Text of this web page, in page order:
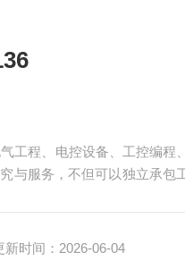
工程、电控设备、工控编程
与服务，不但可以独立承包
新时间：2026-06-04